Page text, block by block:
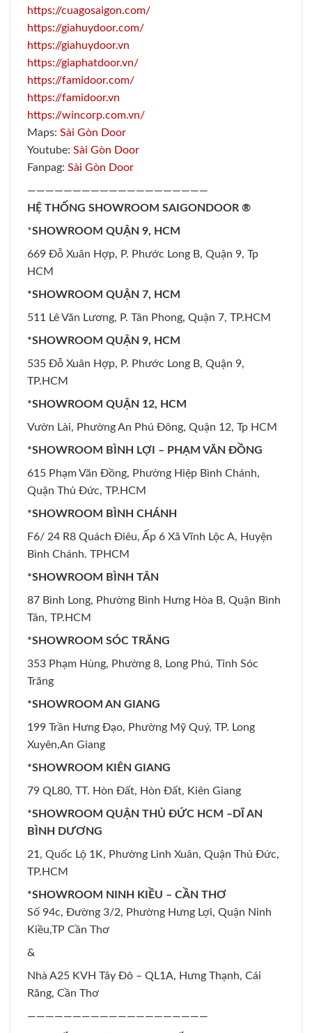
https://cuagosaigon.com/
https://giahuydoor.com/
https://giahuydoor.vn
https://giaphatdoor.vn/
https://famidoor.com/
https://famidoor.vn
https://wincorp.com.vn/
Maps: Sài Gòn Door
Youtube: Sài Gòn Door
Fanpag: Sài Gòn Door
————————————————————
HỆ THỐNG SHOWROOM SAIGONDOOR ®
*SHOWROOM QUẬN 9, HCM
669 Đỗ Xuân Hợp, P. Phước Long B, Quận 9, Tp
HCM
*SHOWROOM QUẬN 7, HCM
511 Lê Văn Lương, P. Tân Phong, Quận 7, TP.HCM
*SHOWROOM QUẬN 9, HCM
535 Đỗ Xuân Hợp, P. Phước Long B, Quận 9,
TP.HCM
*SHOWROOM QUẬN 12, HCM
Vườn Lài, Phường An Phú Đông, Quận 12, Tp HCM
*SHOWROOM BÌNH LỢI – PHẠM VĂN ĐỒNG
615 Phạm Văn Đồng, Phường Hiệp Bình Chánh,
Quận Thủ Đức, TP.HCM
*SHOWROOM BÌNH CHÁNH
F6/ 24 R8 Quách Điêu, Ấp 6 Xã Vĩnh Lộc A, Huyện
Bình Chánh. TPHCM
*SHOWROOM BÌNH TÂN
87 Bình Long, Phường Bình Hưng Hòa B, Quận Bình
Tân, TP.HCM
*SHOWROOM SÓC TRĂNG
353 Phạm Hùng, Phường 8, Long Phú, Tỉnh Sóc
Trăng
*SHOWROOM AN GIANG
199 Trần Hưng Đạo, Phường Mỹ Quý, TP. Long
Xuyên,An Giang
*SHOWROOM KIÊN GIANG
79 QL80, TT. Hòn Đất, Hòn Đất, Kiên Giang
*SHOWROOM QUẬN THỦ ĐỨC HCM –DĨ AN
BÌNH DƯƠNG
21, Quốc Lộ 1K, Phường Linh Xuân, Quận Thủ Đức,
TP.HCM
*SHOWROOM NINH KIỀU – CẦN THƠ
Số 94c, Đường 3/2, Phường Hưng Lợi, Quận Ninh
Kiều,TP Cần Thơ
&
Nhà A25 KVH Tây Đô – QL1A, Hưng Thạnh, Cái
Răng, Cần Thơ
————————————————————